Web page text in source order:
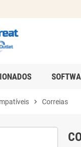
chevron_right Correias